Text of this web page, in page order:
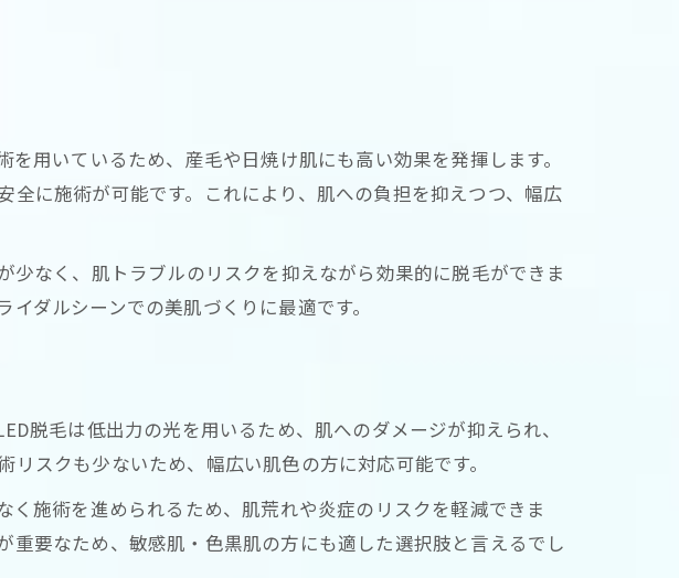
用いているため、産毛や日焼け肌にも高い効果を発揮します。
に施術が可能です。これにより、肌への負担を抑えつつ、幅広
なく、肌トラブルのリスクを抑えながら効果的に脱毛ができま
ダルシーンでの美肌づくりに最適です。
脱毛は低出力の光を用いるため、肌へのダメージが抑えられ、
スクも少ないため、幅広い肌色の方に対応可能です。
施術を進められるため、肌荒れや炎症のリスクを軽減できま
要なため、敏感肌・色黒肌の方にも適した選択肢と言えるでし